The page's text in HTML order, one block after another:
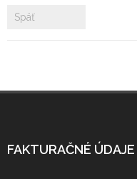
Späť
FAKTURAČNÉ ÚDAJE